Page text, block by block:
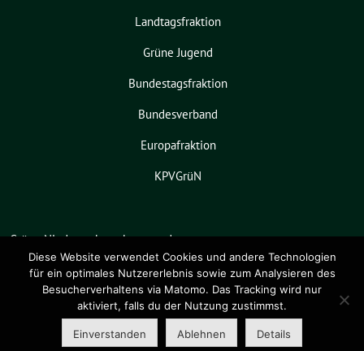
Landtagsfraktion
Grüne Jugend
Bundestagsfraktion
Bundesverband
Europafraktion
KPVGrüN
Grüne Niedersachsen benutzt das
freie grüne Themesunflower ‐ ein
Angebot derverdigado eG.
Diese Website verwendet Cookies und andere Technologien
für ein optimales Nutzererlebnis sowie zum Analysieren des
Besucherverhaltens via Matomo. Das Tracking wird nur
aktiviert, falls du der Nutzung zustimmst.
Einverstanden Ablehnen Details